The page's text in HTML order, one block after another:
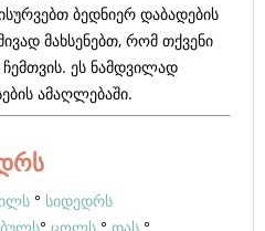
ბედნიერ დაბადების
მახსენებთ, რომ თქვენი
ეს ნამდვილად
ამაღლებაში.
° სიდედრს